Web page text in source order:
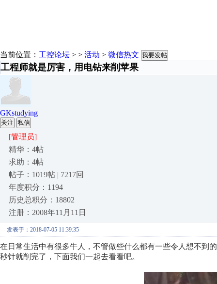
当前位置： 工控论坛 > > 活动 > 微信热文 我要发帖
工程师就是厉害，用电钻来削苹果
GKstudying
关注 私信
[管理员]
精华：4帖
求助：4帖
帖子：1019帖 | 7217回
年度积分：1194
历史总积分：18802
注册：2008年11月11日
发表于：2018-07-05 11:39:35
在日常生活中有很多牛人，不管做些什么都有一些令人想不到
秒针就削完了，下面我们一起去看看吧。